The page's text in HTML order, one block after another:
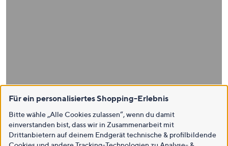
Für ein personalisiertes Shopping-Erlebnis
Bitte wähle „Alle Cookies zulassen“, wenn du damit
einverstanden bist, dass wir in Zusammenarbeit mit
Drittanbietern auf deinem Endgerät technische & profilbildende